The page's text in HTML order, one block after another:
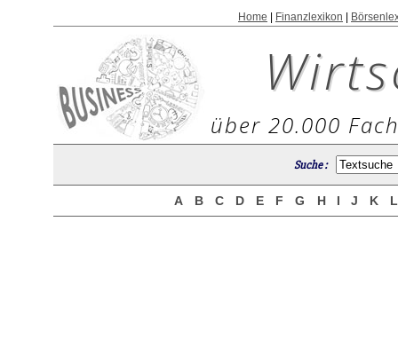
Home Finanzlexikon
über 20.000
Suche :
A B C D E F G H I J K